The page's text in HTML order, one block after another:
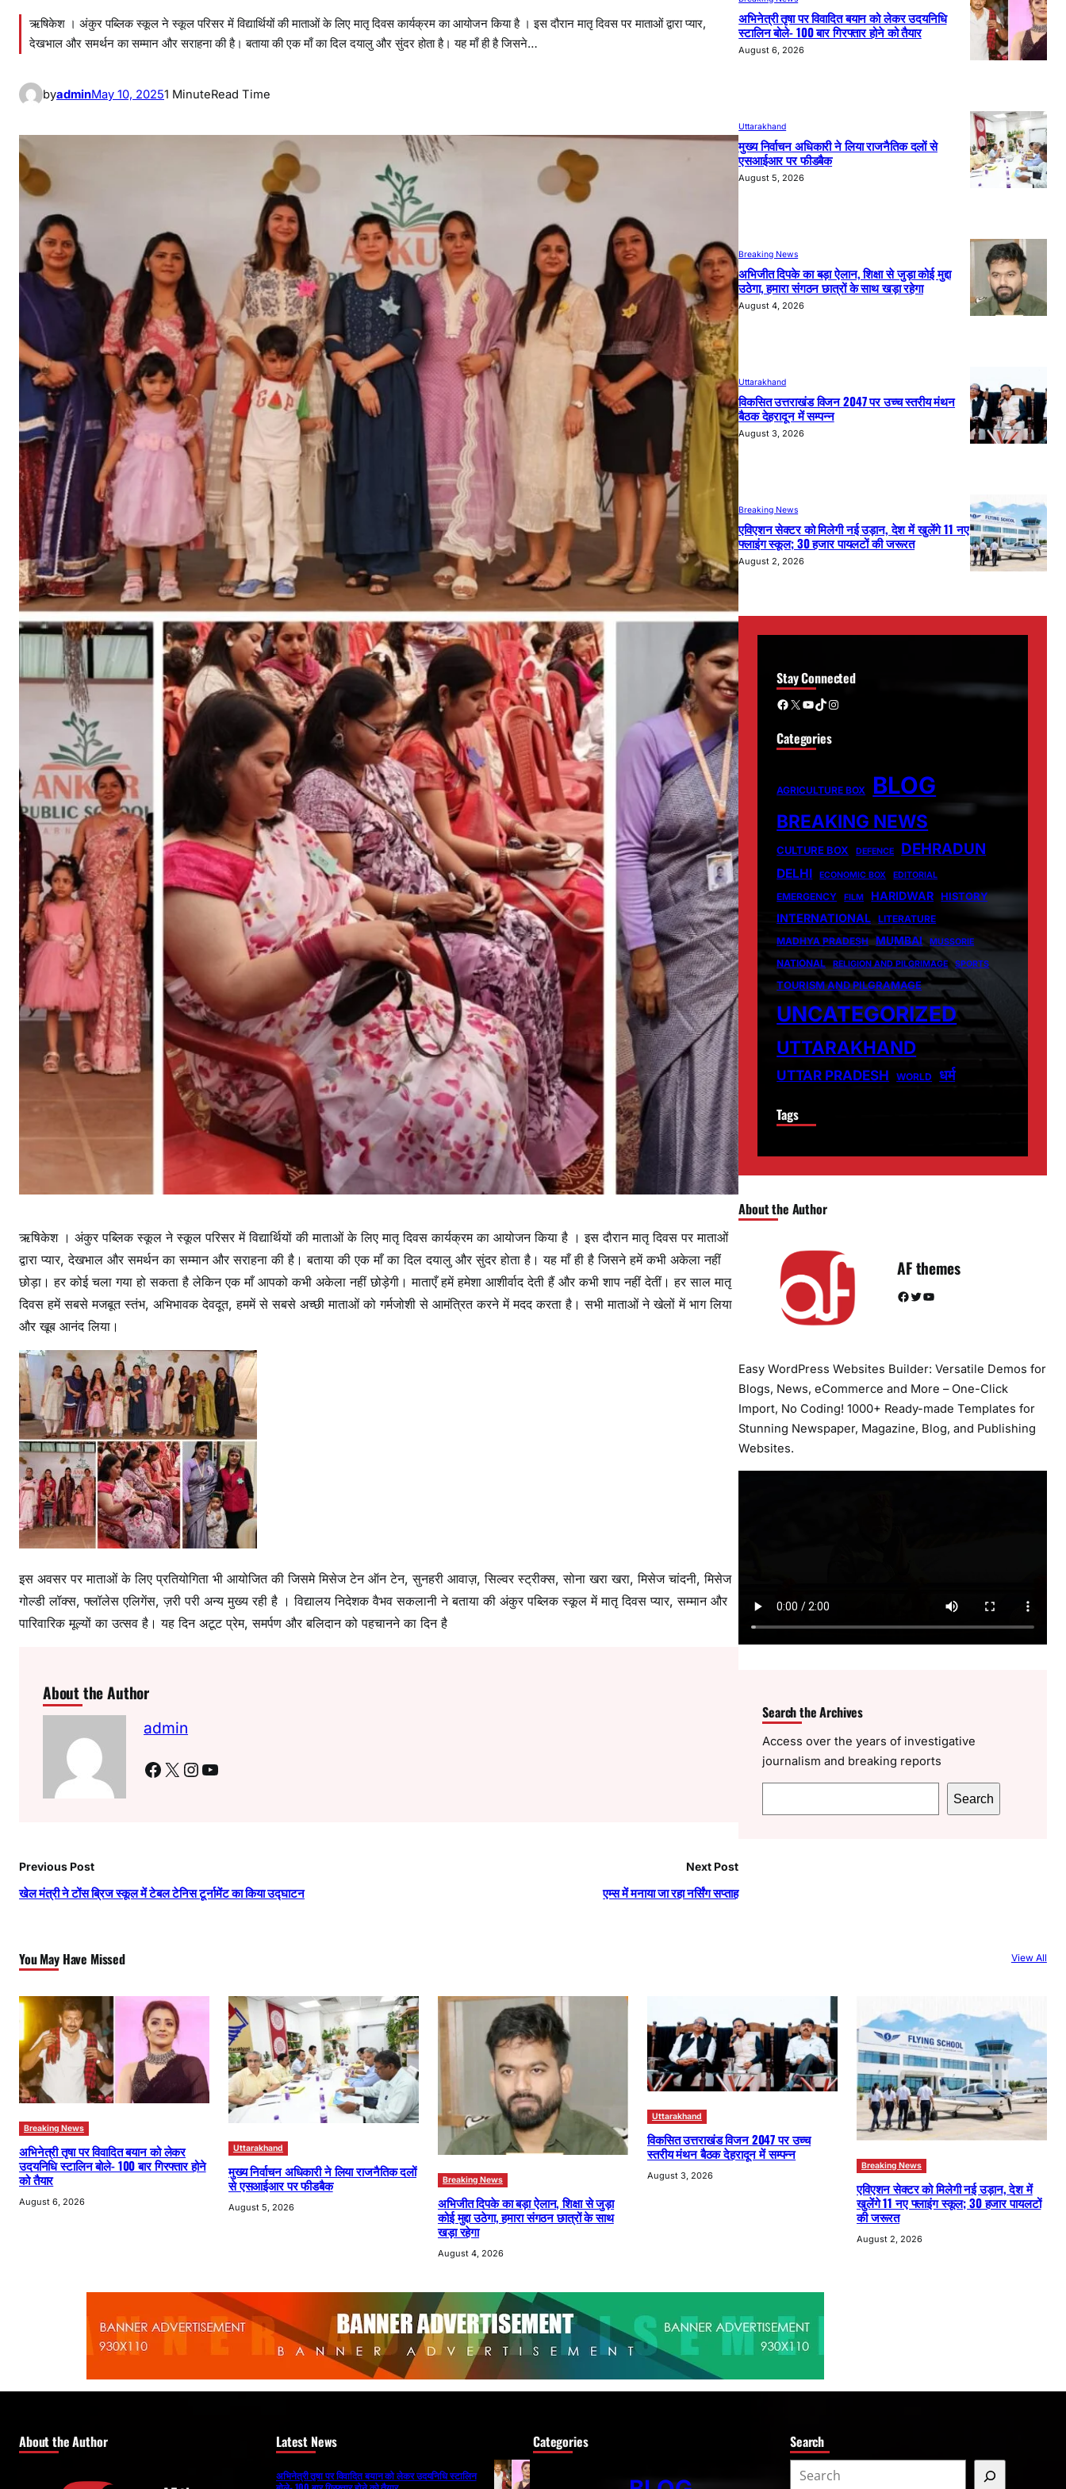
ऋषिकेश । अंकुर पब्लिक स्कूल ने स्कूल परिसर में विद्यार्थियों की माताओं के लिए मातृ दिवस कार्यक्रम का आयोजन किया है । इस दौरान मातृ दिवस पर माताओं द्वारा प्यार,
देखभाल और समर्थन का सम्मान और सराहना की है। बताया की एक माँ का दिल दयालु और सुंदर होता है। यह माँ ही है जिसने…
byadminMay 10, 20251 MinuteRead Time
ऋषिकेश । अंकुर पब्लिक स्कूल ने स्कूल परिसर में विद्यार्थियों की माताओं के लिए मातृ दिवस कार्यक्रम का आयोजन किया है । इस दौरान मातृ दिवस पर माताओं
द्वारा प्यार, देखभाल और समर्थन का सम्मान और सराहना की है। बताया की एक माँ का दिल दयालु और सुंदर होता है। यह माँ ही है जिसने हमें कभी अकेला नहीं
छोड़ा। हर कोई चला गया हो सकता है लेकिन एक माँ आपको कभी अकेला नहीं छोड़ेगी। माताएँ हमें हमेशा आशीर्वाद देती हैं और कभी शाप नहीं देतीं। हर साल मातृ
दिवस हमें सबसे मजबूत स्तंभ, अभिभावक देवदूत, हममें से सबसे अच्छी माताओं को गर्मजोशी से आमंत्रित करने में मदद करता है। सभी माताओं ने खेलों में भाग लिया
और खूब आनंद लिया।
इस अवसर पर माताओं के लिए प्रतियोगिता भी आयोजित की जिसमे मिसेज टेन ऑन टेन, सुनहरी आवाज़, सिल्वर स्ट्रीक्स, सोना खरा खरा, मिसेज चांदनी, मिसेज
गोल्डी लॉक्स, फ्लॉलेस एलिगेंस, ज़री परी अन्य मुख्य रही है । विद्यालय निदेशक वैभव सकलानी ने बताया की अंकुर पब्लिक स्कूल में मातृ दिवस प्यार, सम्मान और
पारिवारिक मूल्यों का उत्सव है। यह दिन अटूट प्रेम, समर्पण और बलिदान को पहचानने का दिन है
About the Author
admin
Facebook X Instagram YouTube
Previous Post
खेल मंत्री ने टोंस ब्रिज स्कूल में टेबल टेनिस टूर्नामेंट का किया उद्घाटन
Next Post
एम्स में मनाया जा रहा नर्सिंग सप्ताह
अभिनेत्री तृषा पर विवादित बयान को लेकर उदयनिधि
स्टालिन बोले- 100 बार गिरफ्तार होने को तैयार
August 6, 2026
Uttarakhand
मुख्य निर्वाचन अधिकारी ने लिया राजनैतिक दलों से
एसआईआर पर फीडबैक
August 5, 2026
Breaking News
अभिजीत दिपके का बड़ा ऐलान, शिक्षा से जुड़ा कोई मुद्दा
उठेगा, हमारा संगठन छात्रों के साथ खड़ा रहेगा
August 4, 2026
Uttarakhand
विकसित उत्तराखंड विजन 2047 पर उच्च स्तरीय मंथन
बैठक देहरादून में सम्पन्न
August 3, 2026
Breaking News
एविएशन सेक्टर को मिलेगी नई उड़ान, देश में खुलेंगे 11 नए
फ्लाइंग स्कूल; 30 हजार पायलटों की जरूरत
August 2, 2026
Stay Connected
Facebook X YouTube TikTok Instagram
Categories
AGRICULTURE BOX BLOG
BREAKING NEWS
CULTURE BOX DEFENCE DEHRADUN
DELHI ECONOMIC BOX EDITORIAL
EMERGENCY FILM HARIDWAR HISTORY
INTERNATIONAL
LITERATURE
MADHYA PRADESH MUMBAI MUSSORIE
NATIONAL RELIGION AND PILGRIMAGE SPORTS
TOURISM AND PILGRAMAGE
UNCATEGORIZED
UTTARAKHAND
UTTAR PRADESH WORLD धर्म
Tags
About the Author
AF themes
Facebook Twitter YouTube
Easy WordPress Websites Builder: Versatile Demos for
Blogs, News, eCommerce and More – One-Click
Import, No Coding! 1000+ Ready-made Templates for
Stunning Newspaper, Magazine, Blog, and Publishing
Websites.
Search the Archives
Access over the years of investigative
journalism and breaking reports
e
Search
You May Have Missed View All
Breaking News
अभिनेत्री तृषा पर विवादित बयान को लेकर
उदयनिधि स्टालिन बोले- 100 बार गिरफ्तार होने
को तैयार
August 6, 2026
Uttarakhand
मुख्य निर्वाचन अधिकारी ने लिया राजनैतिक दलों
से एसआईआर पर फीडबैक
August 5, 2026
Breaking News
अभिजीत दिपके का बड़ा ऐलान, शिक्षा से जुड़ा
कोई मुद्दा उठेगा, हमारा संगठन छात्रों के साथ
खड़ा रहेगा
August 4, 2026
Uttarakhand
विकसित उत्तराखंड विजन 2047 पर उच्च
स्तरीय मंथन बैठक देहरादून में सम्पन्न
August 3, 2026
Breaking News
एविएशन सेक्टर को मिलेगी नई उड़ान, देश में
खुलेंगे 11 नए फ्लाइंग स्कूल; 30 हजार पायलटों
की जरूरत
August 2, 2026
About the Author Latest News
अभिनेत्री तृषा पर विवादित बयान को लेकर उदयनिधि स्टालिन
Categories Search